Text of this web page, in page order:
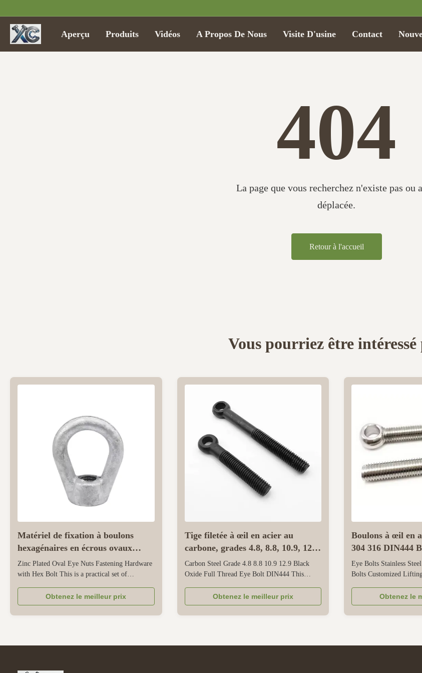
Aperçu Produits Vidéos A Propos De Nous Visite D'usine Contact
404
La page que vous recherchez n'existe pas ou
déplacée.
Retour à l'accueil
Vous pourriez être
Matériel de fixation à boulons
hexagénaires en écrous ovaux
enduits de zinc
Zinc Plated Oval Eye Nuts Fastening Hardware
with Hex Bolt This is a practical set of
lifting, fixing, and component assembly in
industrial, construction, and utility tasks. The
elliptical suspension ring nut provides a smooth,
Obtenez le meilleur prix
Tige filetée à œil en acier au
carbone, grades 4.8, 8.8, 10.9, 12.9,
finition oxyde noir, DIN444
Carbon Steel Grade 4.8 8.8 10.9 12.9 Black
Oxide Full Thread Eye Bolt DIN444 This
industrial lifting, securing, and hoisting, with a
range of carbon steel strength grades to match
diverse load needs. Grades 4.8 handles light
Obtenez le meilleur prix
Boulons à œil en
304 316 DIN444
Boulon à œil de
personnalisé
Eye Bolts Stainless
Bolts Customized
securing in industrial,
mechanical
stainless steel 304 and
Obtenez le